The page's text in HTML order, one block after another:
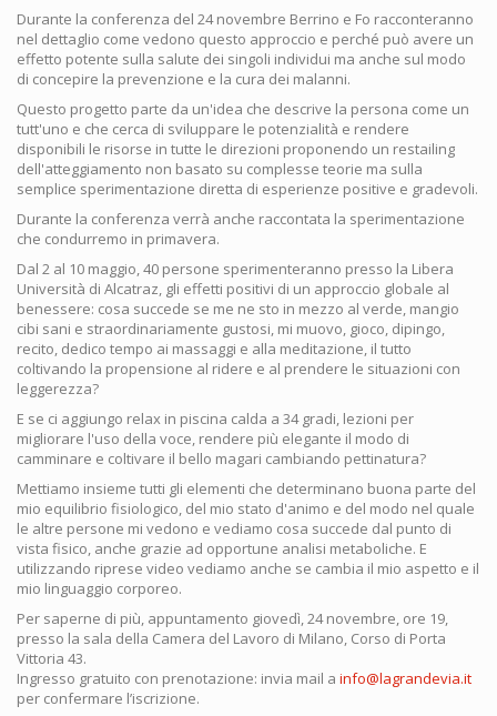
Durante la conferenza del 24 novembre Berrino e Fo racconteranno
nel dettaglio come vedono questo approccio e perché può avere un
effetto potente sulla salute dei singoli individui ma anche sul modo
di concepire la prevenzione e la cura dei malanni.
Questo progetto parte da un'idea che descrive la persona come un
tutt'uno e che cerca di sviluppare le potenzialità e rendere
disponibili le risorse in tutte le direzioni proponendo un restailing
dell'atteggiamento non basato su complesse teorie ma sulla
semplice sperimentazione diretta di esperienze positive e gradevoli.
Durante la conferenza verrà anche raccontata la sperimentazione
che condurremo in primavera.
Dal 2 al 10 maggio, 40 persone sperimenteranno presso la Libera
Università di Alcatraz, gli effetti positivi di un approccio globale al
benessere: cosa succede se me ne sto in mezzo al verde, mangio
cibi sani e straordinariamente gustosi, mi muovo, gioco, dipingo,
recito, dedico tempo ai massaggi e alla meditazione, il tutto
coltivando la propensione al ridere e al prendere le situazioni con
leggerezza?
E se ci aggiungo relax in piscina calda a 34 gradi, lezioni per
migliorare l'uso della voce, rendere più elegante il modo di
camminare e coltivare il bello magari cambiando pettinatura?
Mettiamo insieme tutti gli elementi che determinano buona parte del
mio equilibrio fisiologico, del mio stato d'animo e del modo nel quale
le altre persone mi vedono e vediamo cosa succede dal punto di
vista fisico, anche grazie ad opportune analisi metaboliche. E
utilizzando riprese video vediamo anche se cambia il mio aspetto e il
mio linguaggio corporeo.
Per saperne di più, appuntamento giovedì, 24 novembre, ore 19,
presso la sala della Camera del Lavoro di Milano, Corso di Porta
Vittoria 43.
Ingresso gratuito con prenotazione: invia mail a info@lagrandevia.it
per confermare l’iscrizione.